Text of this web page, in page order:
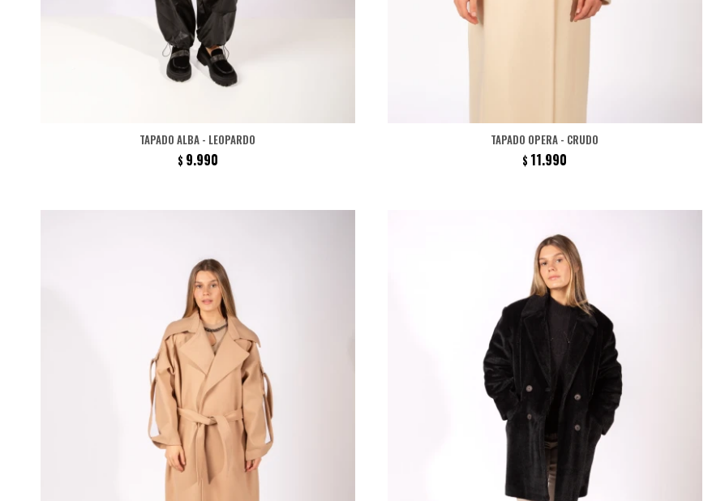
TAPADO ALBA - LEOPARDO
$ 9.990
TAPADO OPERA - CRUDO
$ 11.990